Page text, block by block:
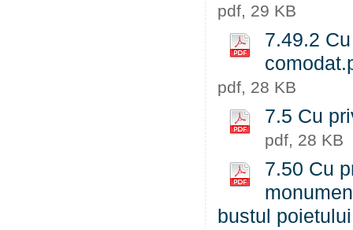
pdf, 29 KB
7.49.2
pdf, 28 KB
7.5 Cu
pdf, 28 KB
7.50 Cu
bustul